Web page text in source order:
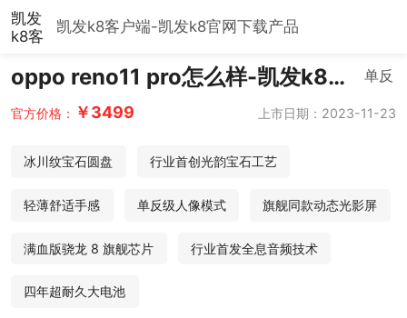
凯发
k8客
端-
凯发
k8官
凯发k8客户端-凯发k8官网下载产品
oppo reno11 pro怎么样-凯发k8客
户端
单反
愿
官方价格： ￥3499 上市日期：2023-11-23
冰川纹宝石圆盘 行业首创光韵宝石工艺
轻薄舒适手感 单反级人像模式 旗舰同款动态光影屏
满血版骁龙 8 旗舰芯片 行业首发全息音频技术
四年超耐久大电池